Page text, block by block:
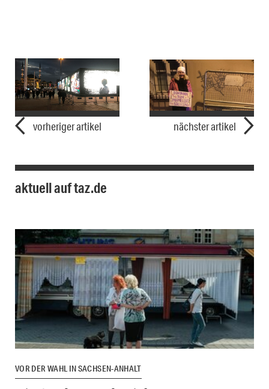
vorheriger artikel nächster artikel
aktuell auf taz.de
VOR DER WAHL IN SACHSEN-ANHALT